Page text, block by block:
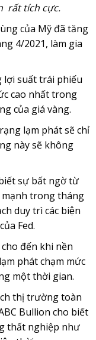
rất tích cực.
của Mỹ đã tăng
4/2021, làm gia
lợi suất trái phiếu
cao nhất trong
của giá vàng.
lạm phát sẽ chỉ
này sẽ không
sự bất ngờ từ
mạnh trong tháng
duy trì các biện
Fed.
đến khi nền
phát chạm mức
một thời gian.
thị trường toàn
Bullion cho biết
thất nghiệp như